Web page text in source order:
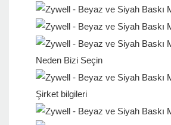
Neden Bizi Seçin
Şirket bilgileri